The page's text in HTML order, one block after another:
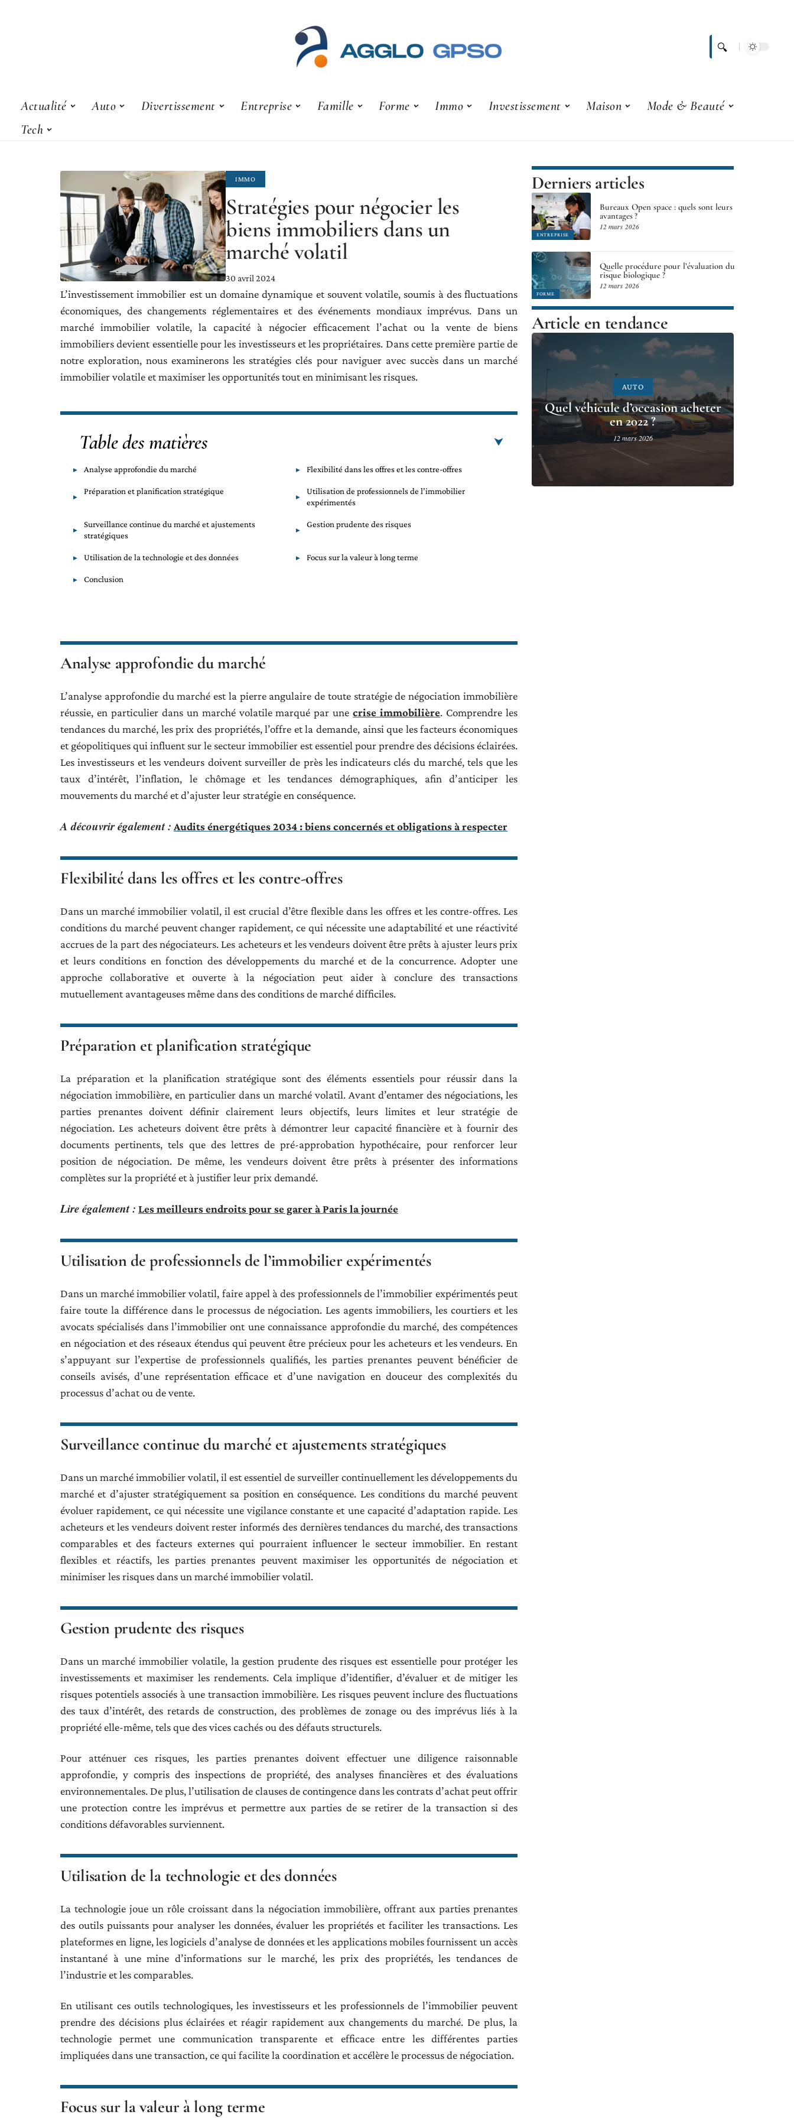
Actualité Auto Divertissement Entreprise Famille Forme Immo Investissement Maison
Mode & Beauté
Tech
IMMO
Stratégies pour négocier les
biens immobiliers dans un
marché volatil
30 avril 2024
L’investissement immobilier est un domaine dynamique et souvent volatile, soumis à des fluctuations
économiques, des changements réglementaires et des événements mondiaux imprévus. Dans un
marché immobilier volatile, la capacité à négocier efficacement l’achat ou la vente de biens
immobiliers devient essentielle pour les investisseurs et les propriétaires. Dans cette première partie de
notre exploration, nous examinerons les stratégies clés pour naviguer avec succès dans un marché
immobilier volatile et maximiser les opportunités tout en minimisant les risques.
Table des matières
Analyse approfondie du marché Flexibilité dans les offres et les contre-offres
Préparation et planification stratégique
Utilisation de professionnels de l’immobilier
expérimentés
Surveillance continue du marché et ajustements
stratégiques
Gestion prudente des risques
Utilisation de la technologie et des données Focus sur la valeur à long terme
Conclusion
Analyse approfondie du marché
L’analyse approfondie du marché est la pierre angulaire de toute stratégie de négociation immobilière
réussie, en particulier dans un marché volatile marqué par unecrise immobilière. Comprendre les
tendances du marché, les prix des propriétés, l’offre et la demande, ainsi que les facteurs économiques
et géopolitiques qui influent sur le secteur immobilier est essentiel pour prendre des décisions éclairées.
Les investisseurs et les vendeurs doivent surveiller de près les indicateurs clés du marché, tels que les
taux d’intérêt, l’inflation, le chômage et les tendances démographiques, afin d’anticiper les
mouvements du marché et d’ajuster leur stratégie en conséquence.
A découvrir également : Audits énergétiques 2034 : biens concernés et obligations à respecter
Flexibilité dans les offres et les contre-offres
Dans un marché immobilier volatil, il est crucial d’être flexible dans les offres et les contre-offres. Les
conditions du marché peuvent changer rapidement, ce qui nécessite une adaptabilité et une réactivité
accrues de la part des négociateurs. Les acheteurs et les vendeurs doivent être prêts à ajuster leurs prix
et leurs conditions en fonction des développements du marché et de la concurrence. Adopter une
approche collaborative et ouverte à la négociation peut aider à conclure des transactions
mutuellement avantageuses même dans des conditions de marché difficiles.
Préparation et planification stratégique
La préparation et la planification stratégique sont des éléments essentiels pour réussir dans la
négociation immobilière, en particulier dans un marché volatil. Avant d’entamer des négociations, les
parties prenantes doivent définir clairement leurs objectifs, leurs limites et leur stratégie de
négociation. Les acheteurs doivent être prêts à démontrer leur capacité financière et à fournir des
documents pertinents, tels que des lettres de pré-approbation hypothécaire, pour renforcer leur
position de négociation. De même, les vendeurs doivent être prêts à présenter des informations
complètes sur la propriété et à justifier leur prix demandé.
Lire également : Les meilleurs endroits pour se garer à Paris la journée
Utilisation de professionnels de l’immobilier expérimentés
Dans un marché immobilier volatil, faire appel à des professionnels de l’immobilier expérimentés peut
faire toute la différence dans le processus de négociation. Les agents immobiliers, les courtiers et les
avocats spécialisés dans l’immobilier ont une connaissance approfondie du marché, des compétences
en négociation et des réseaux étendus qui peuvent être précieux pour les acheteurs et les vendeurs. En
s’appuyant sur l’expertise de professionnels qualifiés, les parties prenantes peuvent bénéficier de
conseils avisés, d’une représentation efficace et d’une navigation en douceur des complexités du
processus d’achat ou de vente.
Surveillance continue du marché et ajustements stratégiques
Dans un marché immobilier volatil, il est essentiel de surveiller continuellement les développements du
marché et d’ajuster stratégiquement sa position en conséquence. Les conditions du marché peuvent
évoluer rapidement, ce qui nécessite une vigilance constante et une capacité d’adaptation rapide. Les
acheteurs et les vendeurs doivent rester informés des dernières tendances du marché, des transactions
comparables et des facteurs externes qui pourraient influencer le secteur immobilier. En restant
flexibles et réactifs, les parties prenantes peuvent maximiser les opportunités de négociation et
minimiser les risques dans un marché immobilier volatil.
Gestion prudente des risques
Dans un marché immobilier volatile, la gestion prudente des risques est essentielle pour protéger les
investissements et maximiser les rendements. Cela implique d’identifier, d’évaluer et de mitiger les
risques potentiels associés à une transaction immobilière. Les risques peuvent inclure des fluctuations
des taux d’intérêt, des retards de construction, des problèmes de zonage ou des imprévus liés à la
propriété elle-même, tels que des vices cachés ou des défauts structurels.
Pour atténuer ces risques, les parties prenantes doivent effectuer une diligence raisonnable
approfondie, y compris des inspections de propriété, des analyses financières et des évaluations
environnementales. De plus, l’utilisation de clauses de contingence dans les contrats d’achat peut offrir
une protection contre les imprévus et permettre aux parties de se retirer de la transaction si des
conditions défavorables surviennent.
Utilisation de la technologie et des données
La technologie joue un rôle croissant dans la négociation immobilière, offrant aux parties prenantes
des outils puissants pour analyser les données, évaluer les propriétés et faciliter les transactions. Les
plateformes en ligne, les logiciels d’analyse de données et les applications mobiles fournissent un accès
instantané à une mine d’informations sur le marché, les prix des propriétés, les tendances de
l’industrie et les comparables.
En utilisant ces outils technologiques, les investisseurs et les professionnels de l’immobilier peuvent
prendre des décisions plus éclairées et réagir rapidement aux changements du marché. De plus, la
technologie permet une communication transparente et efficace entre les différentes parties
impliquées dans une transaction, ce qui facilite la coordination et accélère le processus de négociation.
Focus sur la valeur à long terme
Derniers articles
ENTREPRISE
Bureaux Open space : quels sont leurs
avantages ?
12 mars 2026
FORME
Quelle procédure pour l’évaluation du
risque biologique ?
12 mars 2026
Article en tendance
AUTO
Quel véhicule d’occasion acheter
en 2022 ?
12 mars 2026